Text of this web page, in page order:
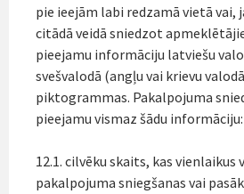
pie ieejām labi redzamā vietā vai,
citādā veidā sniedzot
pieejamu informāciju latviešu
svešvalodā (angļu vai krievu
piktogrammas. Pakalpojuma
pieejamu vismaz šādu informāciju:
12.1. cilvēku skaits, kas vienlaikus
pakalpojuma sniegšanas vai